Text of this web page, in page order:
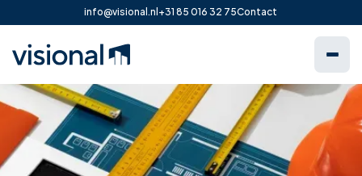
info@visional.nl +31 85 016 32 75Contact